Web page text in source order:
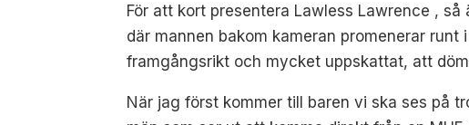
För att kort presentera Lawless Lawrence ,
där mannen bakom kameran promenerar
framgångsrikt och mycket uppskattat, att
När jag först kommer till baren vi ska ses på